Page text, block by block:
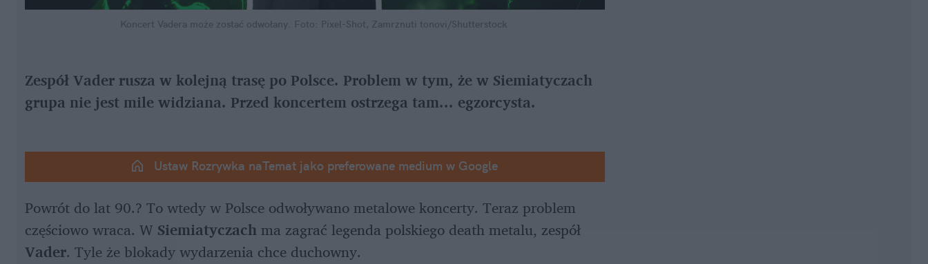
Koncert Vadera może zostać odwołany. Foto: Pixel-Shot, Zamrznuti tonovi/Shutterstock
Zespół Vader rusza w kolejną trasę po Polsce. Problem w tym, że w Siemiatyczach
grupa nie jest mile widziana. Przed koncertem ostrzega tam... egzorcysta.
Ustaw Rozrywka naTemat jako preferowane medium w Google
Powrót do lat 90.? To wtedy w Polsce odwoływano metalowe koncerty. Teraz problem
częściowo wraca. W Siemiatyczach
Vader. Tyle że blokady wydarzenia chce duchowny.